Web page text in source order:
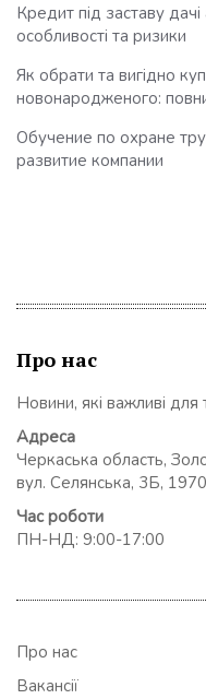
Кредит під заставу
особливості та ризики
Як обрати та вигідно
новонародженого:
Обучение по охране
развитие компании
Про нас
Новини, які важливі для
Адреса
Черкаська область,
вул. Селянська, 3Б,
Час роботи
ПН-НД: 9:00-17:00
Про нас
Вакансії